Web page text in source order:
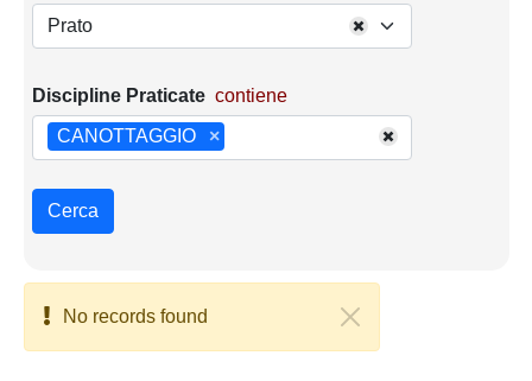
Prato
Discipline Praticate contiene
×
CANOTTAGGIO
Cerca
No records found